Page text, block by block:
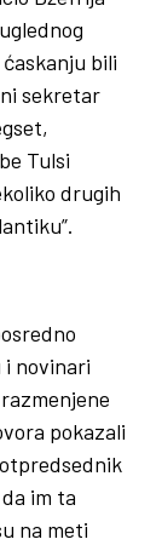
bili
sekretar
Tulsi
drugih
i novinari
pokazali
im ta
na meti